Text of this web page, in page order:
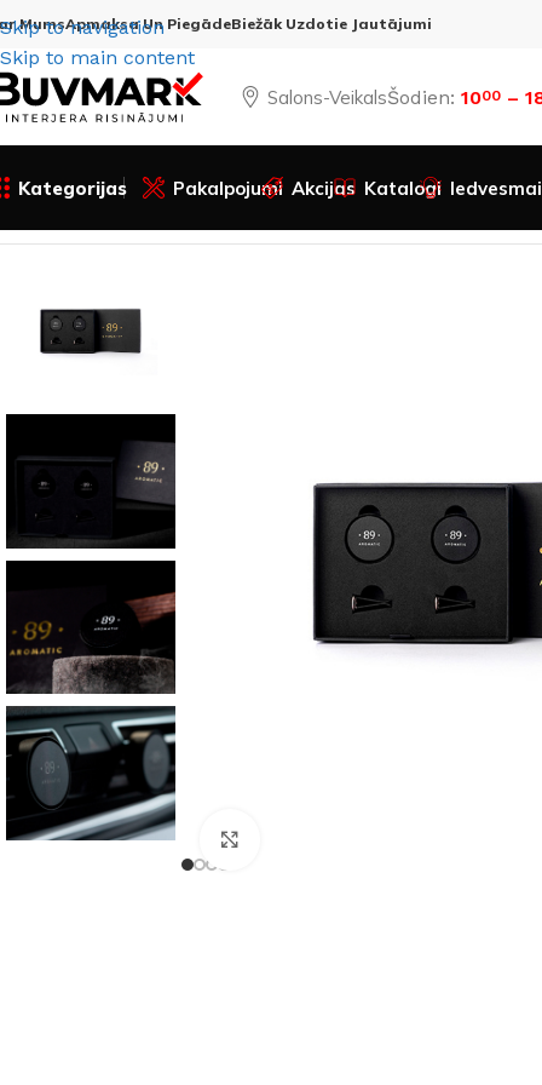
Skip to navigation
Skip to main content
MumsApmaksa Un PiegādeBiežāk Uzdotie Jautājumi
Salons-VeikalsŠodien: 1000 –
Kategorijas Pakalpojumi Akcijas Katalogi Iedvesmai